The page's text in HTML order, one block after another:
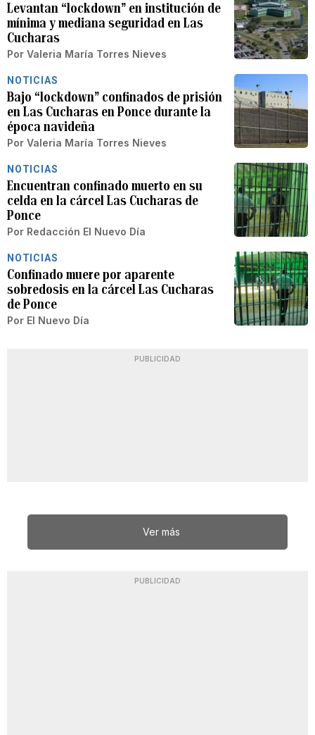
Levantan “lockdown” en institución de
mínima y mediana seguridad en Las
Cucharas
Por Valeria María Torres Nieves
NOTICIAS
Bajo “lockdown” confinados de prisión
en Las Cucharas en Ponce durante la
época navideña
Por Valeria María Torres Nieves
NOTICIAS
Encuentran confinado muerto en su
celda en la cárcel Las Cucharas de
Ponce
Por Redacción El Nuevo Día
NOTICIAS
Confinado muere por aparente
sobredosis en la cárcel Las Cucharas
de Ponce
Por El Nuevo Día
PUBLICIDAD
Ver más
PUBLICIDAD